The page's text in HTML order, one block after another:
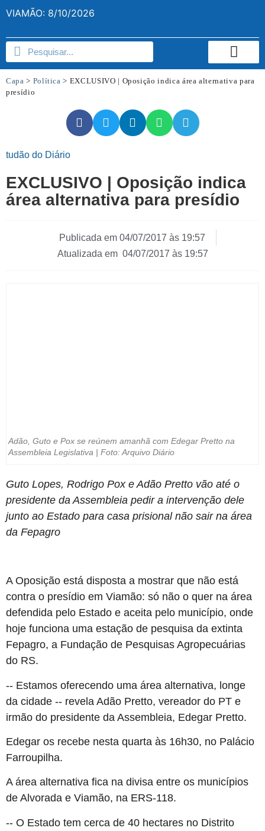
VIAMÃO: 8/10/2026
Capa > Política > EXCLUSIVO | Oposição indica área alternativa para
presídio
tudão do Diário
EXCLUSIVO | Oposição indica
área alternativa para presídio
Publicada em 04/07/2017 às 19:57
Atualizada em 04/07/2017 às 19:57
Adão, Guto e Pox se reúnem amanhã com Edegar Pretto na
Assembleia Legislativa | Foto: Arquivo Diário
Guto Lopes, Rodrigo Pox e Adão Pretto vão até o
presidente da Assembleia pedir a intervenção dele
junto ao Estado para casa prisional não sair na área
da Fepagro
A Oposição está disposta a mostrar que não está
contra o presídio em Viamão: só não o quer na área
defendida pelo Estado e aceita pelo município, onde
hoje funciona uma estação de pesquisa da extinta
Fepagro, a Fundação de Pesquisas Agropecuárias
do RS.
-- Estamos oferecendo uma área alternativa, longe
da cidade -- revela Adão Pretto, vereador do PT e
irmão do presidente da Assembleia, Edegar Pretto.
Edegar os recebe nesta quarta às 16h30, no Palácio
Farroupilha.
A área alternativa fica na divisa entre os municípios
de Alvorada e Viamão, na ERS-118.
-- O Estado tem cerca de 40 hectares no Distrito